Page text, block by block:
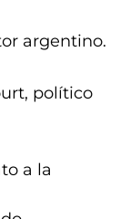
argentino.
político
a la